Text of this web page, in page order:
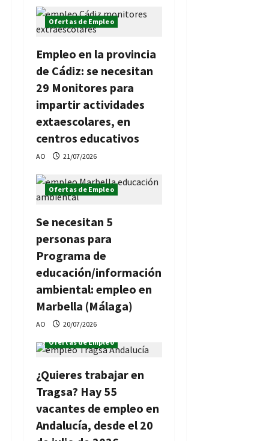
Ofertas de Empleo
Empleo en la provincia
de Cádiz: se necesitan
29 Monitores para
impartir actividades
extaescolares, en
centros educativos
AO 21/07/2026
Ofertas de Empleo
Se necesitan 5
personas para
Programa de
educación/información
ambiental: empleo en
Marbella (Málaga)
AO
20/07/2026
Ofertas de Empleo
¿Quieres trabajar en
Tragsa? Hay 55
vacantes de empleo en
Andalucía, desde el 20